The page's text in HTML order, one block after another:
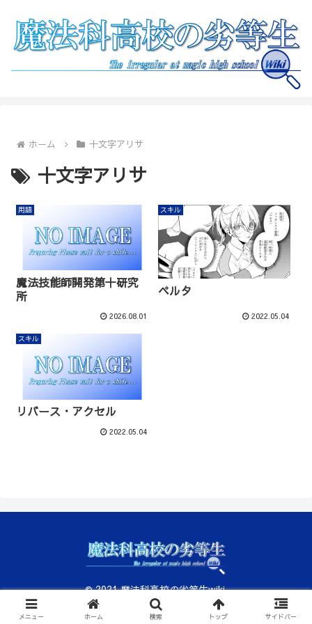
ホーム 十文字アリサ
十文字アリサ
用語
魔法技能師開発第十研究
所
2026.08.01
スキル
ペルタ
2022.05.04
スキル
リバース・アクセル
2022.05.04
© 2021 魔法科高校の劣等生wiki.
メニュー ホーム 検索 トップ サイドバー